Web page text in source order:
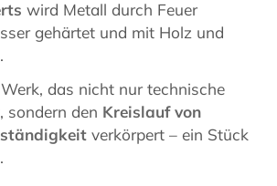
wird Metall durch Feuer
gehärtet und mit Holz und
das nicht nur technische
sondern den Kreislauf von
verkörpert – ein Stück